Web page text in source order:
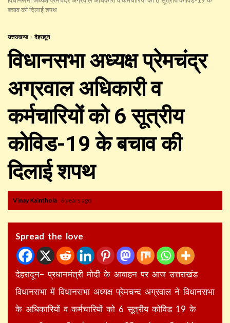
बचाव की दिलाई शपथ
उत्तराखण्ड देहरादून
विधानसभा अध्यक्ष प्रेमचंद्र
अग्रवाल अधिकारी व
कर्मचारियों को 6 सूत्रीय
कोविड-19 के बचाव की
दिलाई शपथ
Vinay Kainthola 6 years ago
Spread the love
देहरादून– प्रधानमंत्री मोदी के आवाहन पर आज उत्तराखंड
विधानसभा में विधानसभा अध्यक्ष प्रेमचन्द अग्रवाल ने विधानसभा
के अधिकारियों व कर्मचारियों को 6 सूत्रीय कोविड 19 के